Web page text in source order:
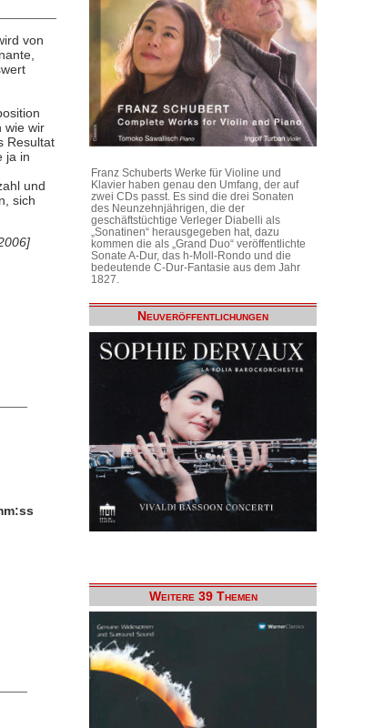
von
wie wir
Resultat
ja in
und
sich
Franz Schuberts Werke für Violine und
Klavier haben genau den Umfang, der auf
zwei CDs passt. Es sind die drei Sonaten
des Neunzehnjährigen, die der
geschäftstüchtige Verleger Diabelli als
„Sonatinen“ herausgegeben hat, dazu
kommen die als „Grand Duo“ veröffentlichte
Sonate A-Dur, das h-Moll-Rondo und die
bedeutende C-Dur-Fantasie aus dem Jahr
1827.
Neuveröffentlichungen
Weitere 39 Themen